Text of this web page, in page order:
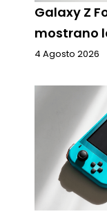
Galaxy Z
mostrano
4 Agosto 2026